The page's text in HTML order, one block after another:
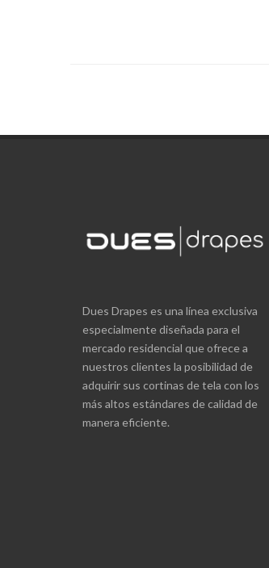
Dues Drapes es una línea exclusiva
especialmente diseñada para el
mercado residencial que ofrece a
nuestros clientes la posibilidad de
adquirir sus cortinas de tela con los
más altos estándares de calidad de
manera eficiente.